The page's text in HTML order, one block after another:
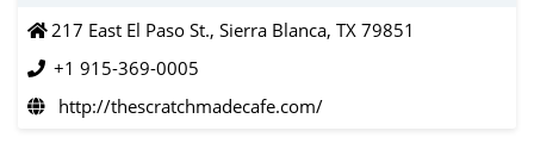
217 East El Paso St., Sierra Blanca, TX 79851
+1 915-369-0005
http://thescratchmadecafe.com/